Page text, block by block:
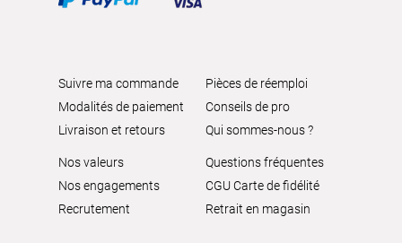
Suivre ma commande
Modalités de paiement
Livraison et retours
Pièces de réemploi
Conseils de pro
Qui sommes-nous ?
Nos valeurs
Nos engagements
Recrutement
Questions fréquentes
CGU Carte de fidélité
Retrait en magasin